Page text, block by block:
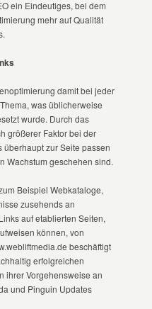
ein Eindeutiges, bei dem
mehr auf Qualität
damit bei jeder
was üblicherweise
wurde. Durch das
größerer Faktor bei der
zur Seite passen
Wachstum geschehen sind.
Beispiel Webkataloge,
zusehends an
auf etablierten Seiten,
können, von
beschäftigt
erfolgreichen
ihrer Vorgehensweise an
und Pinguin Updates